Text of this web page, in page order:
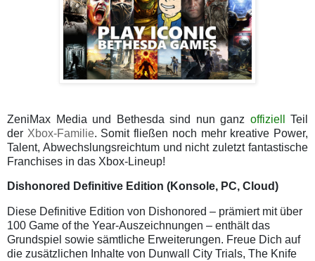
ZeniMax Media und Bethesda sind nun ganz offiziell
Teil
der Xbox-Familie. Somit fließen noch mehr kreative Power,
Talent, Abwechslungsreichtum und nicht zuletzt fantastische
Franchises in das Xbox-Lineup!
Dishonored Definitive Edition (Konsole, PC, Cloud)
Diese Definitive Edition von Dishonored – prämiert mit über
100 Game of the Year-Auszeichnungen – enthält das
Grundspiel sowie sämtliche Erweiterungen. Freue Dich auf
die zusätzlichen Inhalte von Dunwall City Trials, The Knife